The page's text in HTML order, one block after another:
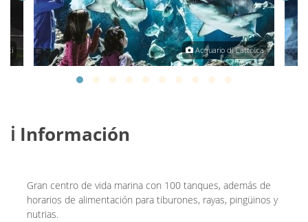
Acquario di Cattolica
ℹ️ Información
Gran centro de vida marina con 100 tanques, además de
horarios de alimentación para tiburones, rayas, pingüinos y
nutrias.